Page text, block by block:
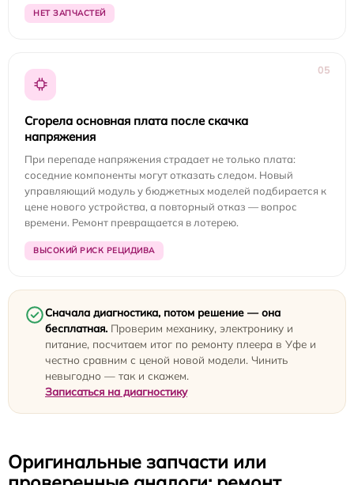
НЕТ ЗАПЧАСТЕЙ
05
Сгорела основная плата после скачка
напряжения
При перепаде напряжения страдает не только плата:
соседние компоненты могут отказать следом. Новый
управляющий модуль у бюджетных моделей подбирается к
цене нового устройства, а повторный отказ — вопрос
времени. Ремонт превращается в лотерею.
ВЫСОКИЙ РИСК РЕЦИДИВА
Сначала диагностика, потом решение — она
бесплатная. Проверим механику, электронику и
питание, посчитаем итог по ремонту плеера в Уфе и
честно сравним с ценой новой модели. Чинить
невыгодно — так и скажем.
Записаться на диагностику
Оригинальные запчасти или